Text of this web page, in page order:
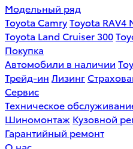
Модельный ряд
Toyota CamryToyota RAV4
Toyota Land Cruiser 300
Покупка
Автомобили в наличии
Трейд-ин Лизинг
Сервис
Техническое
Шиномонтаж Кузовной
Гарантийный ремонт
О нас